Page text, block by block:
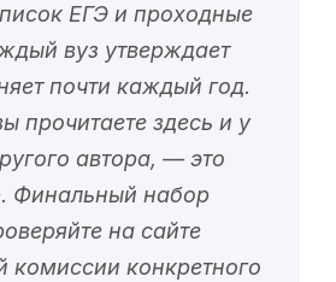
ЕГЭ и проходные
вуз утверждает
почти каждый год.
прочитаете здесь и у
автора, — это
Финальный набор
на сайте
комиссии конкретного